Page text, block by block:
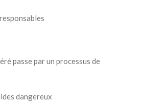
passe par un processus de
dangereux